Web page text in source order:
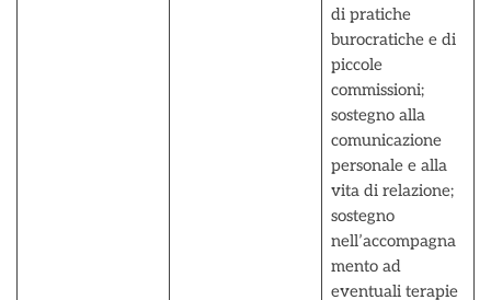
di pratiche
burocratiche e di
piccole
commissioni;
sostegno alla
comunicazione
personale e alla
vita di relazione;
sostegno
nell’accompagna
mento ad
eventuali terapie